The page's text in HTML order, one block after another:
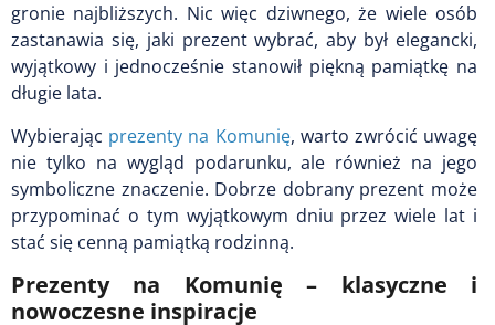
gronie najbliższych. Nic więc dziwnego, że wiele osób
zastanawia się, jaki prezent wybrać, aby był elegancki,
wyjątkowy i jednocześnie stanowił piękną pamiątkę na
długie lata.
Wybierając prezenty na Komunię, warto zwrócić uwagę
nie tylko na wygląd podarunku, ale również na jego
symboliczne znaczenie. Dobrze dobrany prezent może
przypominać o tym wyjątkowym dniu przez wiele lat i
stać się cenną pamiątką rodzinną.
Prezenty na Komunię – klasyczne i
nowoczesne inspiracje